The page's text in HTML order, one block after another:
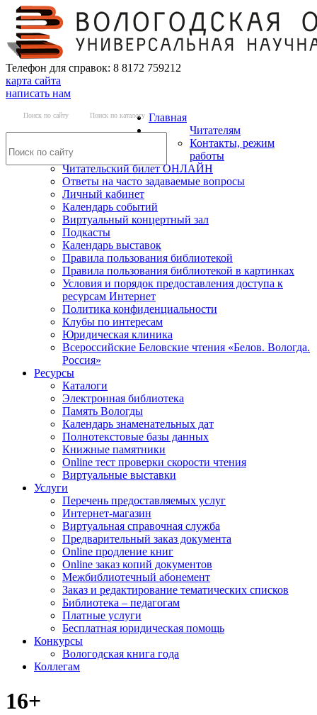
Телефон для справок: 8 8172 759212
карта сайта
написать нам
Поиск по сайту Поиск по каталогу Главная
Читателям
Контакты, режим
работы
Читательский билет ОНЛАЙН
Ответы на часто задаваемые вопросы
Личный кабинет
Календарь событий
Виртуальный концертный зал
Подкасты
Календарь выставок
Правила пользования библиотекой
Правила пользования библиотекой в картинках
Условия и порядок предоставления доступа к
ресурсам Интернет
Политика конфиденциальности
Клубы по интересам
Юридическая клиника
Всероссийские Беловские чтения «Белов. Вологда.
Россия»
Ресурсы
Каталоги
Электронная библиотека
Память Вологды
Календарь знаменательных дат
Полнотекстовые базы данных
Книжные памятники
Online тест проверки скорости чтения
Виртуальные выставки
Услуги
Перечень предоставляемых услуг
Интернет-магазин
Виртуальная справочная служба
Предварительный заказ документа
Online продление книг
Online заказ копий документов
Межбиблиотечный абонемент
Заказ и редактирование тематических списков
Библиотека – педагогам
Платные услуги
Бесплатная юридическая помощь
Конкурсы
Вологодская книга года
Коллегам
16+